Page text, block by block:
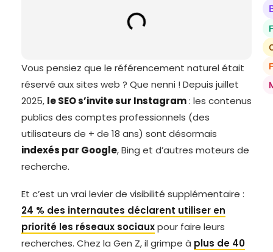
Vous pensiez que le référencement naturel était
réservé aux sites web ? Que nenni ! Depuis juillet
2025, le SEO s’invite sur Instagram: les contenus
publics des comptes professionnels (des
utilisateurs de + de 18 ans) sont désormais
indexés par Google, Bing et d’autres moteurs de
recherche.
Et c’est un vrai levier de visibilité supplémentaire :
24 % des internautes déclarent utiliser en
priorité les réseaux sociauxpour faire leurs
recherches. Chez la Gen Z, il grimpe à plus de 40